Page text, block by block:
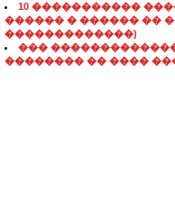
10 �����������
������ � ������ ��
�������������)
���
�������� �� ����